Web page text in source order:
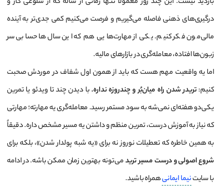
درگیری‌های ذهنی فاصله می‌گیریم و فرصت می‌کنیم کمی جدی‌تر به آینده
مالی‌مون فکر کنیم. یکی از مهارت‌هایی هم که این سال‌ها حسابی سر
زبون‌ها افتاده، معامله‌گری در بازارهای مالیه.
اما یه واقعیت مهم هست که باید از همون اول شفاف در موردش صحبت
کنیم:تریدر شدن راه میان‌بُر و چندروزه نداره. با دیدن چند تا ویدئو یا تمرین
یکی‌دو هفته‌ای نمی‌شه به سود مستمر رسید. معامله‌گری یه مهارته؛ مهارتی
که نیاز به آموزش درست، تمرین منظم و داشتن یه مسیر مشخص داره. دقیقاً
به همین خاطره که تعطیلات نوروز نه برای «یه شبه پولدار شدن»، بلکه برای
شروع اصولی و درست مسیر تریدمی‌تونه بهترین زمان ممکن باشه. در ادامه
با سایتنیما ایمانیهمراه باشید.